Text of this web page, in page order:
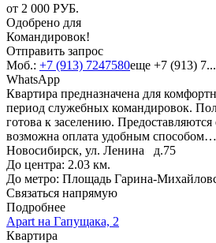
от 2 000 РУБ.
Одобрено для
Командировок!
Отправить запрос
Моб.: +7 (913) 7247580еще +7 (913) 7...
WhatsApp
Квартира предназначена для
период служебных командировок.
готова к заселению.
возможна оплата удобным
Новосибирск, ул. Ленина д.75
До центра: 2.03 км.
До метро: Площадь Гарина-
Связаться напрямую
Подробнее
Apart на Гапущака, 2
Квартира